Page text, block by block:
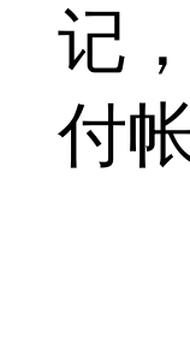
记
付